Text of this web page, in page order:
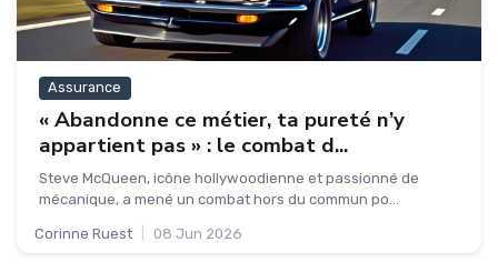
Assurance
« Abandonne ce métier, ta pureté n’y
appartient pas » : le combat d...
Steve McQueen, icône hollywoodienne et passionné de
mécanique, a mené un combat hors du commun po...
Corinne Ruest 08 Jun 2026